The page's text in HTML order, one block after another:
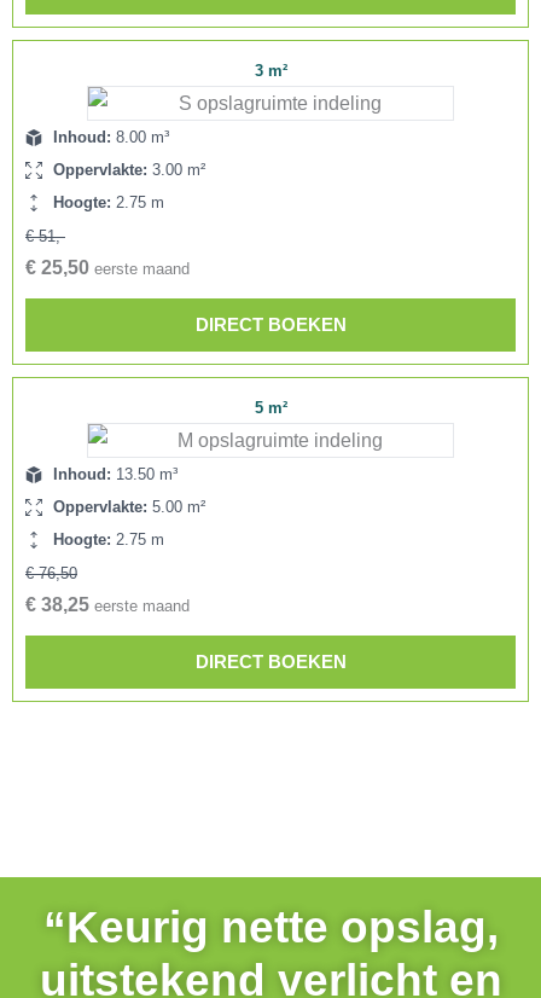
3 m²
Inhoud: 8.00 m³
Oppervlakte: 3.00 m²
Hoogte: 2.75 m
€ 51,-
€ 25,50 eerste maand
DIRECT BOEKEN
5 m²
Inhoud: 13.50 m³
Oppervlakte: 5.00 m²
Hoogte: 2.75 m
€ 76,50
€ 38,25 eerste maand
DIRECT BOEKEN
“Keurig nette opslag,
uitstekend verlicht en